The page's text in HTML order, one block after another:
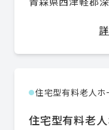
●住宅型有料老人ホ
住宅型有料老